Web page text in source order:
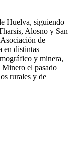
Huelva, siguiendo
Alosno y San
de
en distintas
y minera,
Minero el pasado
rurales y de